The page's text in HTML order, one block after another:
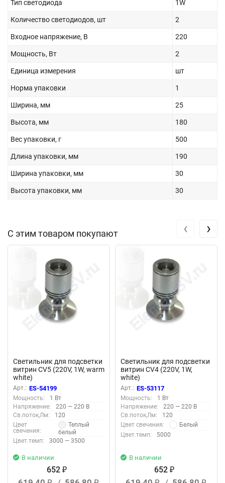
Тип светодиода 1W
Количество светодиодов, шт 2
Входное напряжение, В 220
Мощность, Вт 2
Единица измерения шт
Норма упаковки 1
Ширина, мм 25
Высота, мм 180
Вес упаковки, г 500
Длина упаковки, мм 190
Ширина упаковки, мм 30
Высота упаковки, мм 30
С этим товаром покупают
Светильник для подсветки
витрин CV5 (220V, 1W, warm
white)
Арт.: ES-54199
Мощность:
1 Вт
Напряжение:
220 — 220 В
Св.поток,Лм:
120
Цвет
свечения:
Теплый
белый
Цвет.темп:
3000 — 3500
В наличии
652 ₽
Светильник для подсветки
витрин CV4 (220V, 1W,
white)
Арт.: ES-53117
Мощность:
1 Вт
Напряжение:
220 — 220 В
Св.поток,Лм:
120
Цвет свечения:
Белый
Цвет.темп:
5000
В наличии
652 ₽
‹ ›